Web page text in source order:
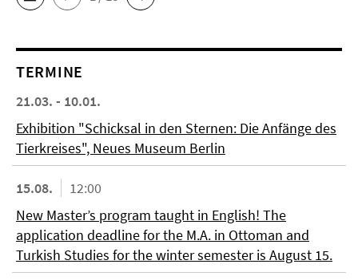
TERMINE
21.03. - 10.01.
Exhibition "Schicksal in den Sternen: Die Anfänge des
Tierkreises", Neues Museum Berlin
15.08.
12:00
New Master’s program taught in English! The
application deadline for the M.A. in Ottoman and
Turkish Studies for the winter semester is August 15.